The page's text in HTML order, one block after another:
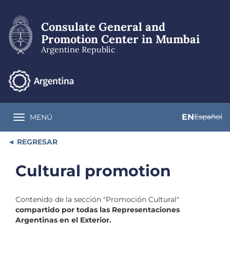
main
content
Consulate General and
Promotion Center in Mumbai
Argentine Republic
Toggle navigation
MENÚ ENEspañol
REGRESAR
Cultural promotion
Contenido de la sección "Promoción Cultural"
compartido por todas las Representaciones
Argentinas en el Exterior.